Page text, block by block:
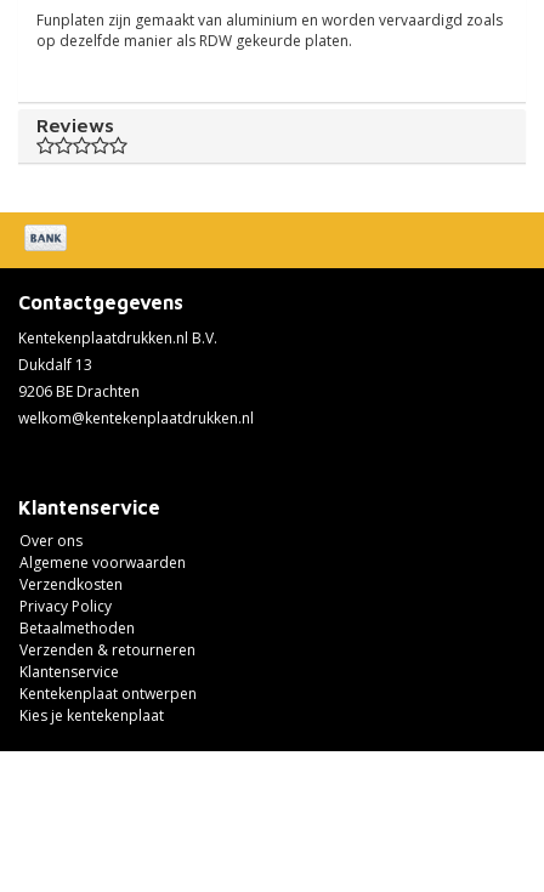
Funplaten zijn gemaakt van aluminium en worden vervaardigd zoals
op dezelfde manier als RDW gekeurde platen.
Reviews
Contactgegevens
Kentekenplaatdrukken.nl B.V.
Dukdalf 13
9206 BE Drachten
welkom@kentekenplaatdrukken.nl
Klantenservice
Over ons
Algemene voorwaarden
Verzendkosten
Privacy Policy
Betaalmethoden
Verzenden & retourneren
Klantenservice
Kentekenplaat ontwerpen
Kies je kentekenplaat